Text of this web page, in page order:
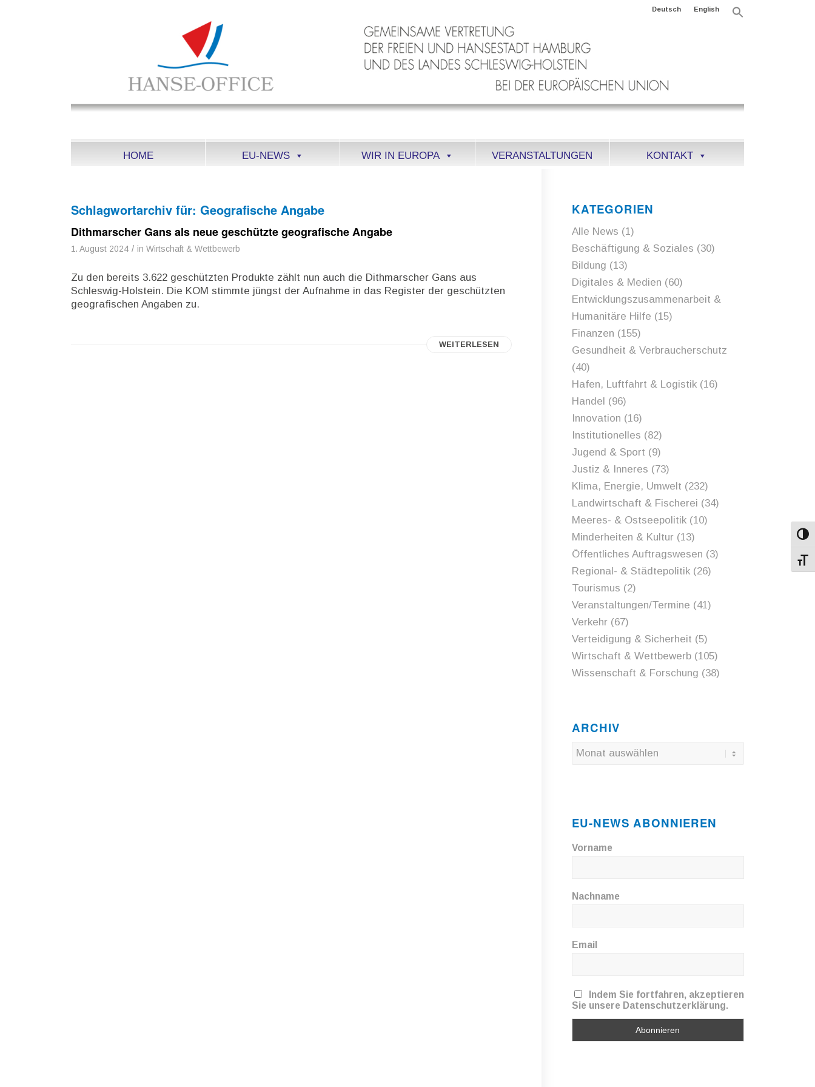
Deutsch English
HOME EU-NEWS WIR IN EUROPA VERANSTALTUNGEN KONTAKT
Schlagwortarchiv für:Geografische Angabe
Dithmarscher Gans als neue geschützte geografische Angabe
1. August 2024 / inWirtschaft & Wettbewerb
Zu den bereits 3.622 geschützten Produkte zählt nun auch die Dithmarscher Gans aus
Schleswig-Holstein. Die KOM stimmte jüngst der Aufnahme in das Register der geschützten
geografischen Angaben zu.
WEITERLESEN
KATEGORIEN
Alle News (1)
Beschäftigung & Soziales (30)
Bildung (13)
Digitales & Medien (60)
Entwicklungszusammenarbeit &
Humanitäre Hilfe (15)
Finanzen (155)
Gesundheit & Verbraucherschutz
(40)
Hafen, Luftfahrt & Logistik(16)
Handel (96)
Innovation (16)
Institutionelles (82)
Jugend & Sport (9)
Justiz & Inneres (73)
Klima, Energie, Umwelt (232)
Landwirtschaft & Fischerei (34)
Meeres- & Ostseepolitik(10)
Minderheiten & Kultur(13)
Öffentliches Auftragswesen (3)
Regional- & Städtepolitik(26)
Tourismus (2)
Veranstaltungen/Termine (41)
Verkehr(67)
Verteidigung & Sicherheit (5)
Wirtschaft & Wettbewerb(105)
Wissenschaft & Forschung (38)
ARCHIV
EU-NEWS ABONNIEREN
Vorname
Nachname
Email
Indem Sie fortfahren, akzeptieren
Sie unsere Datenschutzerklärung.